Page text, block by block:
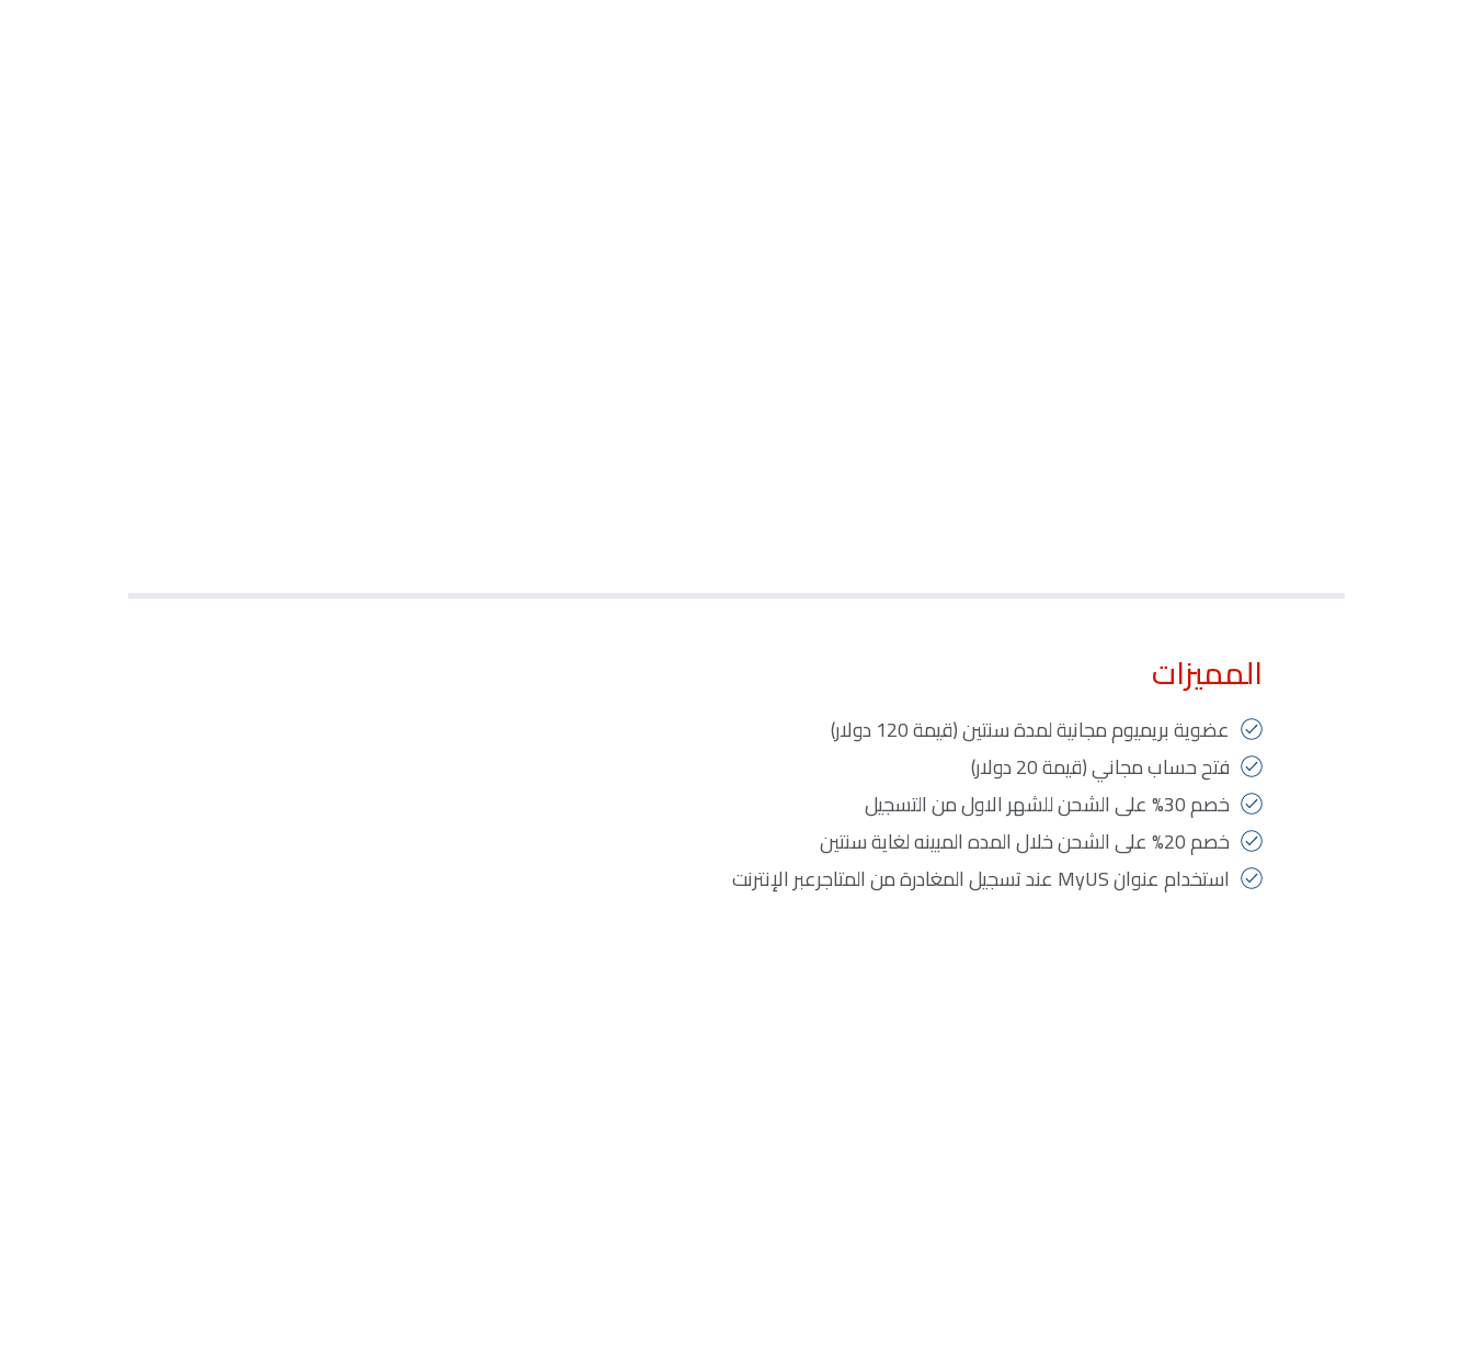
المميزات
عضوية بريميوم مجانية لمدة سنتين (قيمة 120 دولار)
فتح حساب مجاني (قيمة 20 دولار)
خصم 30% على الشحن للشهر الاول من التسجيل
خصم 20% على الشحن خلال المده المبينه لغاية سنتين
استخدام عنوان MyUS عند تسجيل المغادرة من المتاجرعبر الإنترنت